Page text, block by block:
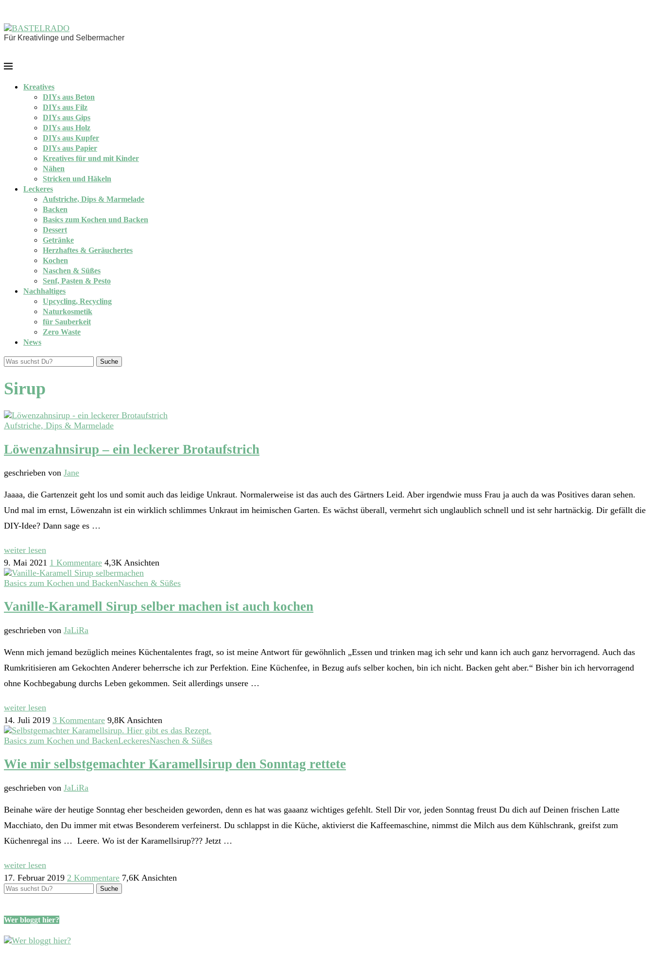
Für Kreativlinge und Selbermacher
Kreatives
DIYs aus Beton
DIYs aus Filz
DIYs aus Gips
DIYs aus Holz
DIYs aus Kupfer
DIYs aus Papier
Kreatives für und mit Kinder
Nähen
Stricken und Häkeln
Leckeres
Aufstriche, Dips & Marmelade
Backen
Basics zum Kochen und Backen
Dessert
Getränke
Herzhaftes & Geräuchertes
Kochen
Naschen & Süßes
Senf, Pasten & Pesto
Nachhaltiges
Upcycling, Recycling
Naturkosmetik
für Sauberkeit
Zero Waste
News
Suche
Sirup
Aufstriche, Dips & Marmelade
Löwenzahnsirup – ein leckerer Brotaufstrich
geschrieben von Jane
Jaaaa, die Gartenzeit geht los und somit auch das leidige Unkraut. Normalerweise ist das auch des Gärtners Leid. Aber irgendwie muss Frau ja auch da was Positives daran sehen.
Und mal im ernst, Löwenzahn ist ein wirklich schlimmes Unkraut im heimischen Garten. Es wächst überall, vermehrt sich unglaublich schnell und ist sehr hartnäckig. Dir gefällt die
DIY-Idee? Dann sage es …
weiter lesen
9. Mai 2021 1 Kommentare 4,3K Ansichten
Basics zum Kochen und BackenNaschen & Süßes
Vanille-Karamell Sirup selber machen ist auch kochen
geschrieben von JaLiRa
Wenn mich jemand bezüglich meines Küchentalentes fragt, so ist meine Antwort für gewöhnlich „Essen und trinken mag ich sehr und kann ich auch ganz hervorragend. Auch das
Rumkritisieren am Gekochten Anderer beherrsche ich zur Perfektion. Eine Küchenfee, in Bezug aufs selber kochen, bin ich nicht. Backen geht aber.“ Bisher bin ich hervorragend
ohne Kochbegabung durchs Leben gekommen. Seit allerdings unsere …
weiter lesen
14. Juli 2019 3 Kommentare 9,8K Ansichten
Basics zum Kochen und BackenLeckeresNaschen & Süßes
Wie mir selbstgemachter Karamellsirup den Sonntag rettete
geschrieben von JaLiRa
Beinahe wäre der heutige Sonntag eher bescheiden geworden, denn es hat was gaaanz wichtiges gefehlt. Stell Dir vor, jeden Sonntag freust Du dich auf Deinen frischen Latte
Macchiato, den Du immer mit etwas Besonderem verfeinerst. Du schlappst in die Küche, aktivierst die Kaffeemaschine, nimmst die Milch aus dem Kühlschrank, greifst zum
Küchenregal ins … Leere. Wo ist der Karamellsirup??? Jetzt …
weiter lesen
17. Februar 2019 2 Kommentare 7,6K Ansichten
Wer bloggt hier?